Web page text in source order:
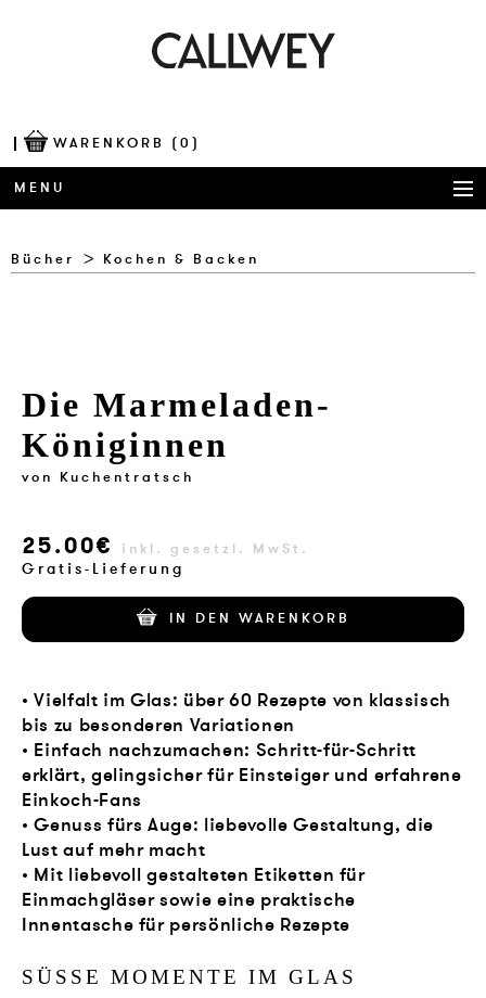
WARENKORB (0)
MENU
CORPORATE PUBLISHING
BLOG
JOBS
SHOP
Bücher Kochen & Backen
Die Marmeladen-
Königinnen
von Kuchentratsch
25.00€ inkl. gesetzl. MwSt.
Gratis-Lieferung
IN DEN WARENKORB
• Vielfalt im Glas: über 60 Rezepte von klassisch
bis zu besonderen Variationen
• Einfach nachzumachen: Schritt-für-Schritt
erklärt, gelingsicher für Einsteiger und erfahrene
Einkoch-Fans
• Genuss fürs Auge: liebevolle Gestaltung, die
Lust auf mehr macht
• Mit liebevoll gestalteten Etiketten für
Einmachgläser sowie eine praktische
Innentasche für persönliche Rezepte
SÜSSE MOMENTE IM GLAS